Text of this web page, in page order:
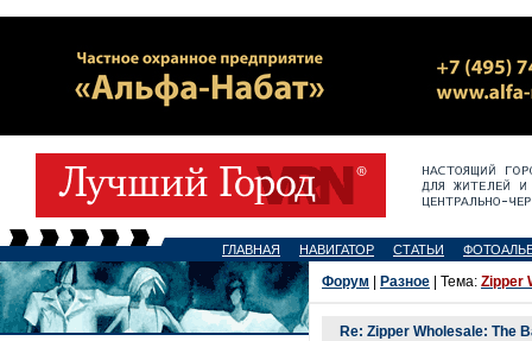
ГЛАВНАЯ НАВИГАТОР СТАТЬИ
Форум Разное | Тема: Zipper
Re: Zipper Wholesale: The